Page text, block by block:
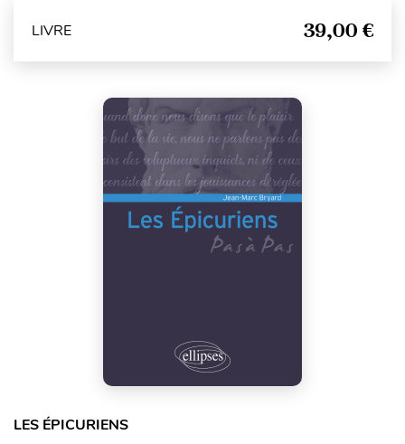
LIVRE 39,00 €
LES ÉPICURIENS